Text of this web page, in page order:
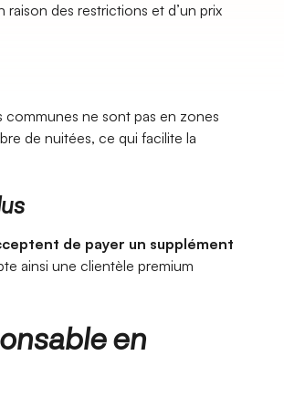
des restrictions et d’un prix
ne sont pas en zones
de nuitées, ce qui facilite la
de payer un supplément
ainsi une clientèle premium
en